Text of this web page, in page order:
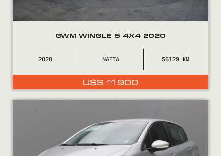
Encontranos en
GWM WINGLE 5 4X4 2020
2020 NAFTA 56129
U$S 11.900